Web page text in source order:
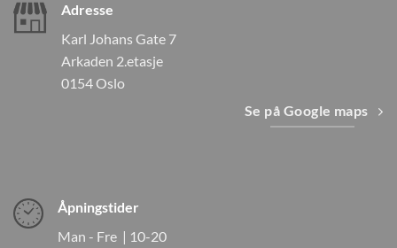
Adresse
Karl Johans Gate 7
Arkaden 2.etasje
0154 Oslo
Se på Google maps
Åpningstider
Man - Fre | 10-20